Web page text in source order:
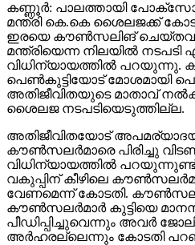
കണ്ണൂര്‍: പാലത്തായി
മന്ത്രി കെ.കെ ശൈലജക്ക്
ഇരയെ കൗണ്‍സലിങ്
മന്ത്രിയെന്ന നിലയില്‍ നടപടി
വിധിന്യായത്തില്‍ പറയുന്നു.
പെണ്‍കുട്ടിയോട് മോശമായി
അതിജീവിതയുടെ മാതാവ്
ശൈലജ നടപടിയെടുത്തില്ല.
അതിജീവിതയോട്
കൗണ്‍സലര്‍മാരെ പിരിച്ചു
വിധിന്യായത്തില്‍
വകുപ്പിന് കീഴിലെ
വേണമെന്ന് കോടതി.
കൗണ്‍സലര്‍മാര്‍ കുട്ടിയെ
പീഡിപ്പിച്ചുവെന്നും അവര്‍
അര്‍ഹരല്ലെന്നും കോടതി